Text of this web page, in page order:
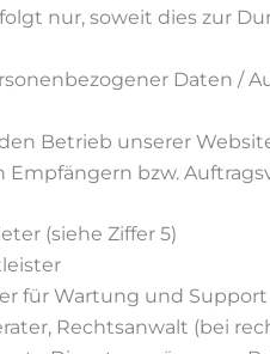
nur, soweit dies zur
Daten /
Betrieb unserer
Empfängern bzw.
(siehe Ziffer 5)
für Wartung und Support
Rechtsanwalt (bei